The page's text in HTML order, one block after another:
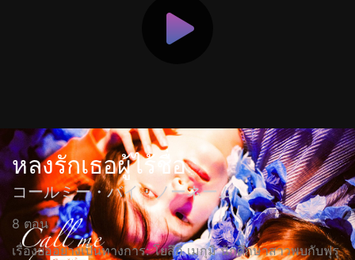
หลงรักเธอผู้ไร้ชื่อ
コールミー・バイ・ノーネーム
8 ตอน
เรื่องย่ออย่างเป็นทางการ: โยสึกิ เมกุมิ นักศึกษาสาวพบกับฟุรุ